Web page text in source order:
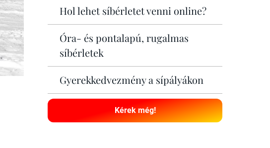
Hol lehet síbérletet venni online?
Óra- és pontalapú, rugalmas
síbérletek
Gyerekkedvezmény a sípályákon
Kérek még!